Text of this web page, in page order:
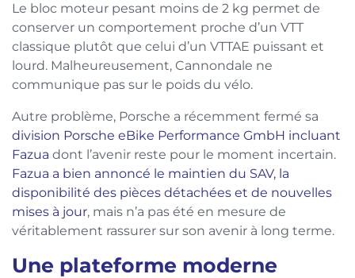
Le bloc moteur pesant moins de 2 kg permet de
conserver un comportement proche d’un VTT
classique plutôt que celui d’un VTTAE puissant et
lourd. Malheureusement, Cannondale ne
communique pas sur le poids du vélo.
Autre problème, Porsche a récemment fermé sa
division Porsche eBike Performance GmbH incluant
Fazua dont l’avenir reste pour le moment incertain.
Fazua a bien annoncé le maintien du SAV, la
disponibilité des pièces détachées et de nouvelles
mises à jour, mais n’a pas été en mesure de
véritablement rassurer sur son avenir à long terme.
Une plateforme moderne